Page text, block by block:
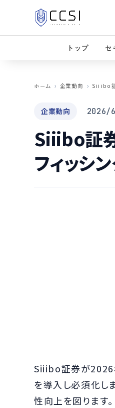
トップ セ
ホーム
企業動向
企業動向 2026/
Siiibo証
フィッシ
Siiibo証券が2026
を導入し必須化し
性向上を図ります。